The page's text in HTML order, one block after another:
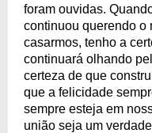
foram ouvidas.
continuou querendo o
casarmos, tenho a
continuará olhando
certeza de que
que a felicidade
sempre esteja em
união seja um